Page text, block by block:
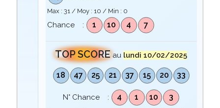
Max : 31/ Moy : 10 / Min : 0
Chance : 1 10 4 7
TOP SCORE au lundi 10/02/2025
18 47 25 21 37 15 20 33
N° Chance : 4 1 10 3